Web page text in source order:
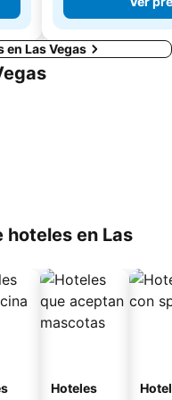
Las Vegas
en Las
Hoteles